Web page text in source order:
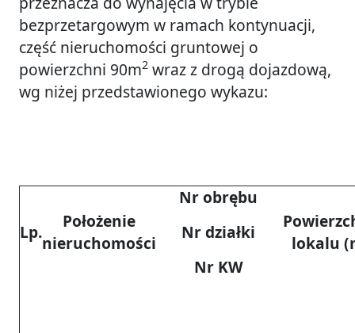
bezprzetargowym w ramach kontynuacji,
część nieruchomości gruntowej o
powierzchni 90m2 wraz z drogą dojazdową,
wg niżej przedstawionego wykazu:
Lp.
Położenie
nieruchomości
Nr obrębu
Nr działki
Nr KW
lokalu